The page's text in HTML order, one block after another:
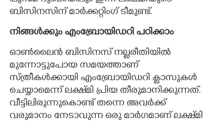
ബിസിനസിന് മാർക്കറ്റിംഗ് ടീമുണ്ട്.
നിങ്ങൾക്കും എംബ്രോയിഡറി പഠിക്കാം
ഓൺലൈൻ ബിസിനസ് നല്ലരീതിയിൽ
മുന്നോട്ടുപോയ സമയത്താണ്
സ്ത്രീകൾക്കായി എംബ്രോയിഡറി ക്ലാസുകൾ
ചെയ്യാമെന്ന് ലക്ഷ്‌മി പ്രിയ തീരുമാനിക്കുന്നത്.
വീട്ടിലിരുന്നുകൊണ്ട് തന്നെ അവർക്ക്
വരുമാനം നേടാവുന്ന ഒരു മാർഗമാണ് ലക്ഷ്‌മി